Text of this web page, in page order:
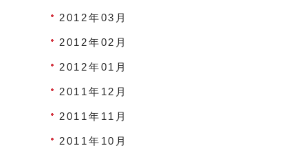
2012年03月
2012年02月
2012年01月
2011年12月
2011年11月
2011年10月